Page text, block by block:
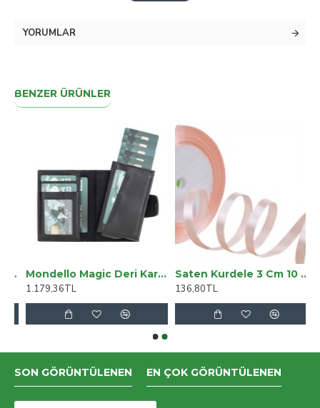
YORUMLAR
BENZER ÜRÜNLER
Mondello Magic Deri Kartlık RST1 Siyah
1.179,36TL
Saten Kurdele 3 Cm 10 Metre Somon
136,80TL
SON GÖRÜNTÜLENEN EN ÇOK GÖRÜNTÜLENEN